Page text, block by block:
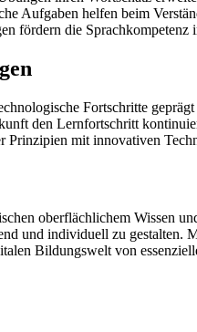
Aufgaben helfen beim
fördern die Sprachkompetenz
Fortschritte
den Lernfortschritt
mit innovativen
oberflächlichem Wissen
und individuell zu
Bildungswelt von